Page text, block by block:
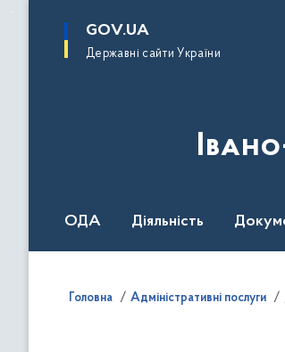
основного
GOV.UA
Державні сайти України
ОДА Діяльність
Головна Адміністративні послуги